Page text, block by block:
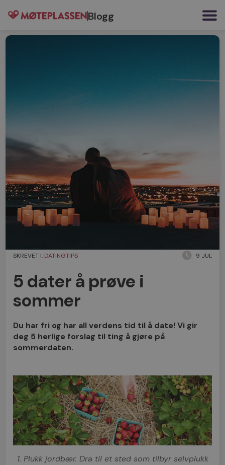
Blogg
SKREVET I: DATINGTIPS 9 JUL
5 dater å prøve i
sommer
Du har fri og har all verdens tid til å date! Vi gir
deg 5 herlige forslag til ting å gjøre på
sommerdaten.
1. Plukk jordbær. Dra til et sted som tilbyr selvplukk